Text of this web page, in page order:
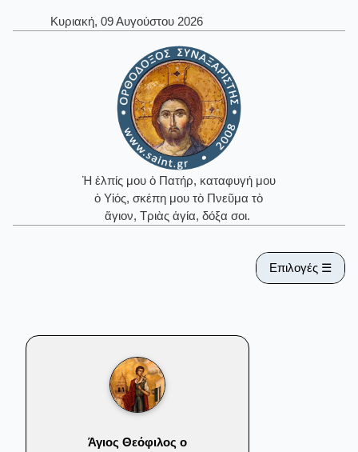
Κυριακή, 09 Αυγούστου 2026
Ἡ ἐλπίς μου ὁ Πατήρ, καταφυγή μου
ὁ Υἱός, σκέπη μου τὸ Πνεῦμα τὸ
ἅγιον, Τριὰς ἁγία, δόξα σοι.
Επιλογές ☰
Άγιος Θεόφιλος ο